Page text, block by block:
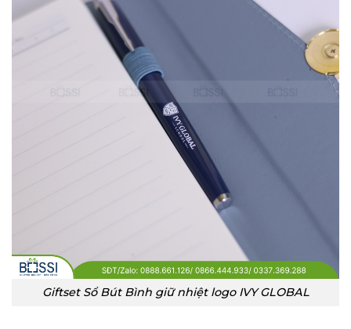
Giftset Sổ Bút Bình giữ nhiệt logo IVY GLOBAL